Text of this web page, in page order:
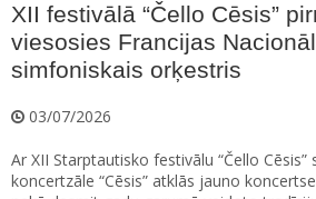
XII festivālā “Čello Cēsis”
viesosies Francijas
simfoniskais orķestris
03/07/2026
Ar XII Starptautisko festivālu “Čello
koncertzāle “Cēsis” atklās jauno